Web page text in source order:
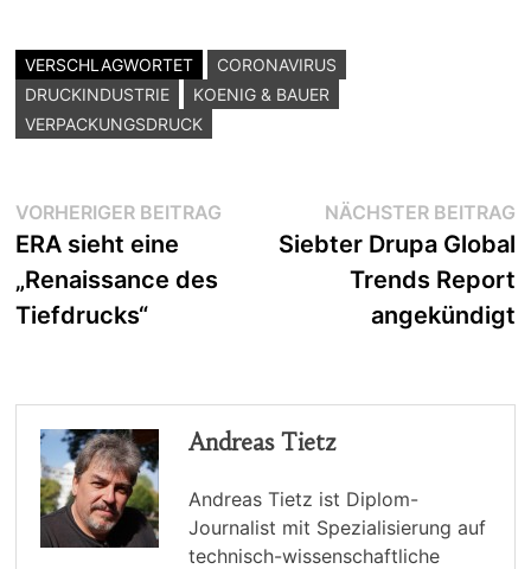
VERSCHLAGWORTET
CORONAVIRUS
DRUCKINDUSTRIE
KOENIG & BAUER
VERPACKUNGSDRUCK
Beitragsnavigation
VORHERIGER BEITRAGVorheriger
Beitrag:
ERA sieht eine
„Renaissance des
Tiefdrucks“
NÄCHSTER BEITRAG
Siebter Drupa Global
Trends Report
angekündigt
Andreas Tietz
Andreas Tietz ist Diplom-
Journalist mit Spezialisierung auf
technisch-wissenschaftliche